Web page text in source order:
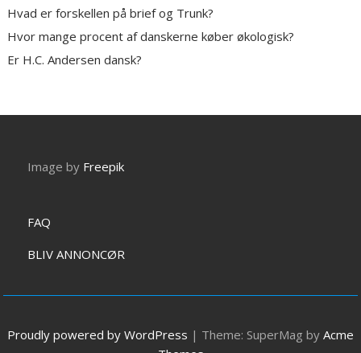
Hvad er forskellen på brief og Trunk?
Hvor mange procent af danskerne køber økologisk?
Er H.C. Andersen dansk?
Image by Freepik
FAQ
BLIV ANNONCØR
Proudly powered by WordPress | Theme: SuperMag by Acme